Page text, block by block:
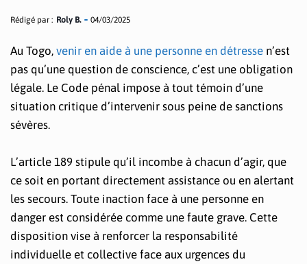
Rédigé par : Roly B. 04/03/2025
Au Togo, venir en aide à une personne en détresse n’est
pas qu’une question de conscience, c’est une obligation
légale. Le Code pénal impose à tout témoin d’une
situation critique d’intervenir sous peine de sanctions
sévères.
L’article 189 stipule qu’il incombe à chacun d’agir, que
ce soit en portant directement assistance ou en alertant
les secours. Toute inaction face à une personne en
danger est considérée comme une faute grave. Cette
disposition vise à renforcer la responsabilité
individuelle et collective face aux urgences du